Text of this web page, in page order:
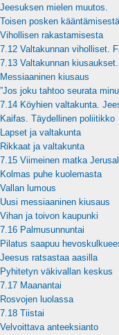
Jeesuksen mielen muutos.
Toisen posken kääntämisestä
Vihollisen rakastamisesta
7.12 Valtakunnan viholliset.
7.13 Valtakunnan
Messiaaninen kiusaus
”Jos joku tahtoo seurata
7.14 Köyhien valtakunta.
Kaifas. Täydellinen poliitikko
Lapset ja valtakunta
Rikkaat ja valtakunta
7.15 Viimeinen matka
Kolmas puhe kuolemasta
Vallan lumous
Uusi messiaaninen kiusaus
Vihan ja toivon kaupunki
7.16 Palmusunnuntai
Pilatus saapuu
Jeesus ratsastaa aasilla
Pyhitetyn väkivallan keskus
7.17 Maanantai
Rosvojen luolassa
7.18 Tiistai
Velvoittava anteeksianto